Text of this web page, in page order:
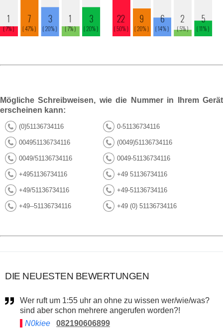
Mögliche Schreibweisen, wie die Nummer in Ihrem Gerät
erscheinen kann:
(0)51136734116 0-51136734116
004951136734116 (0049)51136734116
0049/51136734116 0049-51136734116
+4951136734116 +49 51136734116
+49/51136734116 +49-51136734116
+49--51136734116 +49 (0) 51136734116
DIE NEUESTEN BEWERTUNGEN
Wer ruft um 1:55 uhr an ohne zu wissen wer/wie/was?
sind aber schon mehrere angerufen worden?!
N0kiee
082190606899